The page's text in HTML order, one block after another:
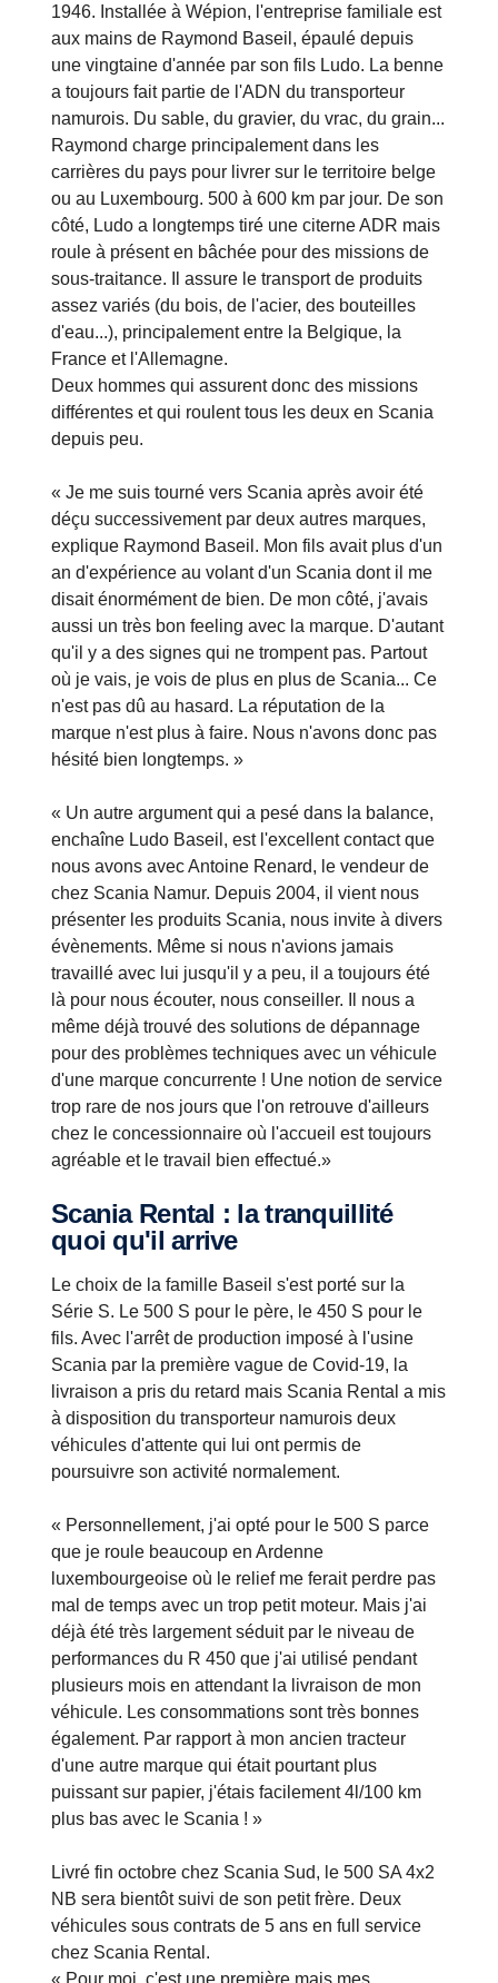
1946. Installée à Wépion, l'entreprise familiale est
aux mains de Raymond Baseil, épaulé depuis
une vingtaine d'année par son fils Ludo. La benne
a toujours fait partie de l'ADN du transporteur
namurois. Du sable, du gravier, du vrac, du grain...
Raymond charge principalement dans les
carrières du pays pour livrer sur le territoire belge
ou au Luxembourg. 500 à 600 km par jour. De son
côté, Ludo a longtemps tiré une citerne ADR mais
roule à présent en bâchée pour des missions de
sous-traitance. Il assure le transport de produits
assez variés (du bois, de l'acier, des bouteilles
d'eau...), principalement entre la Belgique, la
France et l'Allemagne.
Deux hommes qui assurent donc des missions
différentes et qui roulent tous les deux en Scania
depuis peu.
« Je me suis tourné vers Scania après avoir été
déçu successivement par deux autres marques,
explique Raymond Baseil. Mon fils avait plus d'un
an d'expérience au volant d'un Scania dont il me
disait énormément de bien. De mon côté, j'avais
aussi un très bon feeling avec la marque. D'autant
qu'il y a des signes qui ne trompent pas. Partout
où je vais, je vois de plus en plus de Scania... Ce
n'est pas dû au hasard. La réputation de la
marque n'est plus à faire. Nous n'avons donc pas
hésité bien longtemps. »
« Un autre argument qui a pesé dans la balance,
enchaîne Ludo Baseil, est l'excellent contact que
nous avons avec Antoine Renard, le vendeur de
chez Scania Namur. Depuis 2004, il vient nous
présenter les produits Scania, nous invite à divers
évènements. Même si nous n'avions jamais
travaillé avec lui jusqu'il y a peu, il a toujours été
là pour nous écouter, nous conseiller. Il nous a
même déjà trouvé des solutions de dépannage
pour des problèmes techniques avec un véhicule
d'une marque concurrente ! Une notion de service
trop rare de nos jours que l'on retrouve d'ailleurs
chez le concessionnaire où l'accueil est toujours
agréable et le travail bien effectué.»
Scania Rental : la tranquillité
quoi qu'il arrive
Le choix de la famille Baseil s'est porté sur la
Série S. Le 500 S pour le père, le 450 S pour le
fils. Avec l'arrêt de production imposé à l'usine
Scania par la première vague de Covid-19, la
livraison a pris du retard mais Scania Rental a mis
à disposition du transporteur namurois deux
véhicules d'attente qui lui ont permis de
poursuivre son activité normalement.
« Personnellement, j'ai opté pour le 500 S parce
que je roule beaucoup en Ardenne
luxembourgeoise où le relief me ferait perdre pas
mal de temps avec un trop petit moteur. Mais j'ai
déjà été très largement séduit par le niveau de
performances du R 450 que j'ai utilisé pendant
plusieurs mois en attendant la livraison de mon
véhicule. Les consommations sont très bonnes
également. Par rapport à mon ancien tracteur
d'une autre marque qui était pourtant plus
puissant sur papier, j'étais facilement 4l/100 km
plus bas avec le Scania ! »
Livré fin octobre chez Scania Sud, le 500 SA 4x2
NB sera bientôt suivi de son petit frère. Deux
véhicules sous contrats de 5 ans en full service
chez Scania Rental.
« Pour moi, c'est une première mais mes